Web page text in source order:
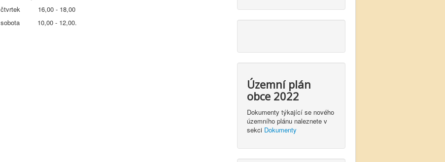
čtvrtek 16,00 - 18,00
sobota 10,00 - 12,00.
Územní plán
obce 2022
Dokumenty týkající se nového
územního plánu naleznete v
sekci Dokumenty